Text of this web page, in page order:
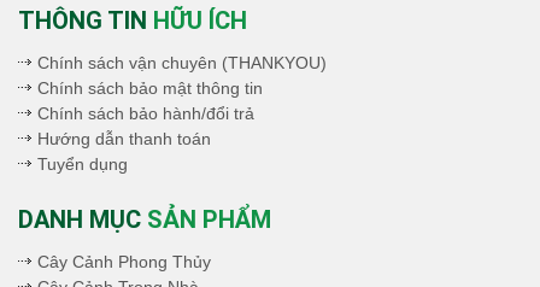
THÔNG TIN HỮU ÍCH
Chính sách vận chuyên (THANKYOU)
Chính sách bảo mật thông tin
Chính sách bảo hành/đổi trả
Hướng dẫn thanh toán
Tuyển dụng
DANH MỤC SẢN PHẨM
Cây Cảnh Phong Thủy